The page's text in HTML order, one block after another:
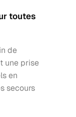
toutes
de
une prise
en
secours